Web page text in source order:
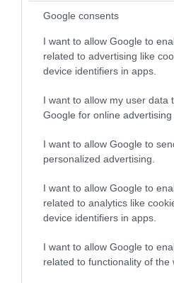
Google consents
I want to allow Google to
related to advertising like
device identifiers in apps.
I want to allow my user data
Google for online advertising
I want to allow Google to
personalized advertising.
I want to allow Google to
related to analytics like
device identifiers in apps.
I want to allow Google to
related to functionality of the
05.08.2026 | 20:02
Η Κίνα επέδειξε για
αεροπορική πυρηνική
προκάλεσε διεθνές σοκ –